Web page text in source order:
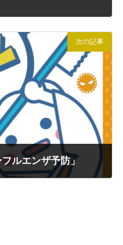
次の記事
ルエンザ予防」